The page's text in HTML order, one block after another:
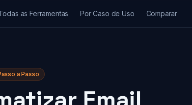
as Ferramentas Por Caso de Uso Comparar
a Passo